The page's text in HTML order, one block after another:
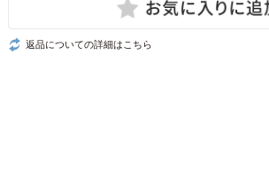
返品についての詳細はこちら